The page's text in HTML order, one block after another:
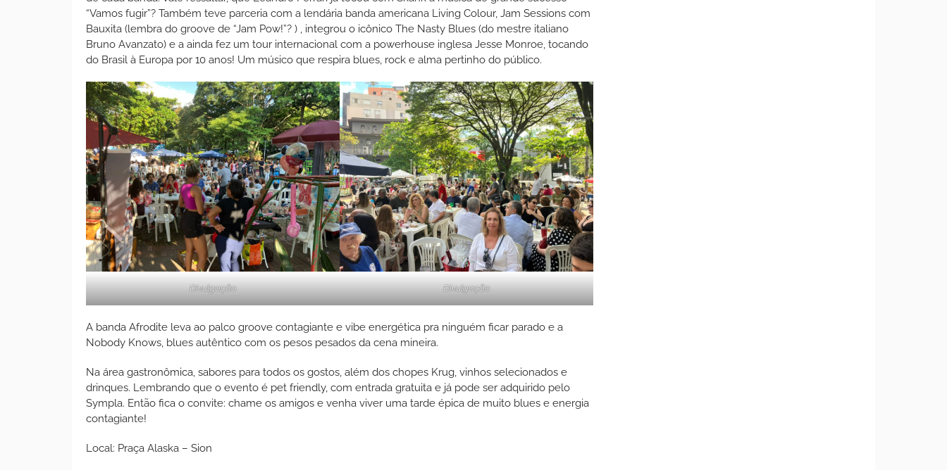
“Vamos fugir”? Também teve parceria com a lendária banda americana Living Colour, Jam Sessions com
Bauxita (lembra do groove de “Jam Pow!”? ) , integrou o icônico The Nasty Blues (do mestre italiano
Bruno Avanzato) e a ainda fez um tour internacional com a powerhouse inglesa Jesse Monroe, tocando
do Brasil à Europa por 10 anos! Um músico que respira blues, rock e alma pertinho do público.
Divulgação Divulgação
A banda Afrodite leva ao palco groove contagiante e vibe energética pra ninguém ficar parado e a
Nobody Knows, blues autêntico com os pesos pesados da cena mineira.
Na área gastronômica, sabores para todos os gostos, além dos chopes Krug, vinhos selecionados e
drinques. Lembrando que o evento é pet friendly, com entrada gratuita e já pode ser adquirido pelo
Sympla. Então fica o convite: chame os amigos e venha viver uma tarde épica de muito blues e energia
contagiante!
Local: Praça Alaska – Sion